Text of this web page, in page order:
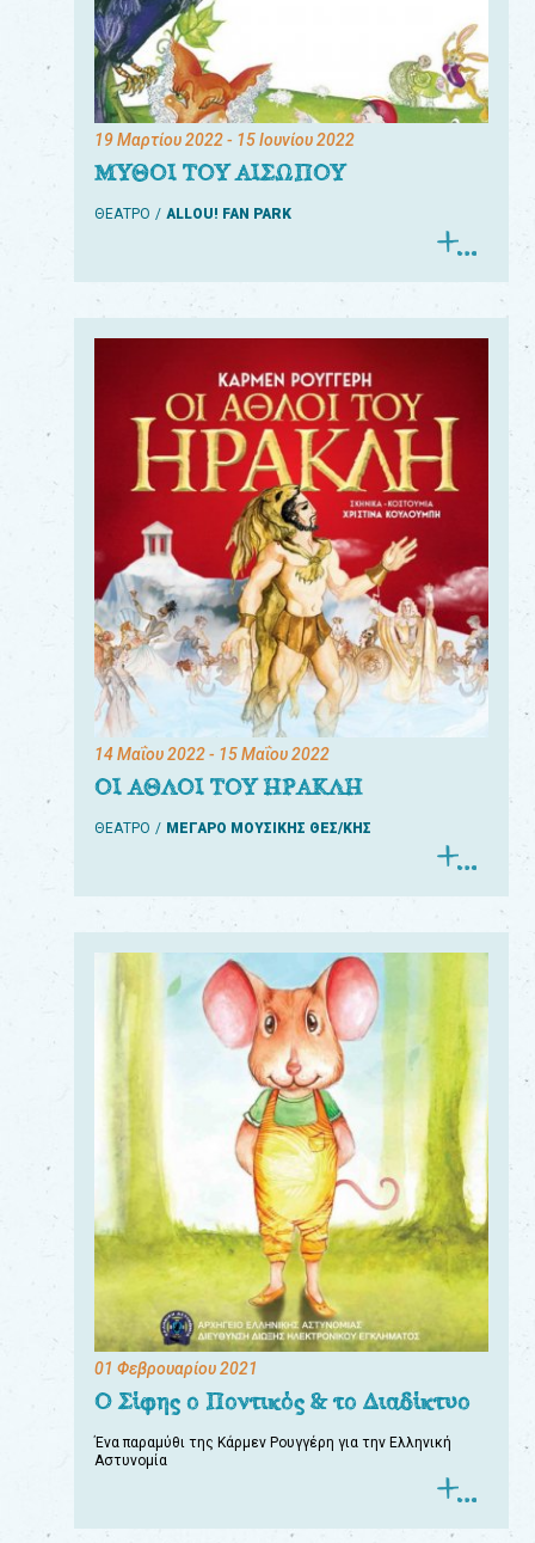
19 Μαρτίου 2022- 15 Ιουνίου 2022
ΜΥΘΟΙ ΤΟΥ ΑΙΣΩΠΟΥ
ΘΕΑΤΡΟ ALLOU! FAN PARK
14 Μαΐου 2022- 15 Μαΐου 2022
ΟΙ ΑΘΛΟΙ ΤΟΥ ΗΡΑΚΛΗ
ΘΕΑΤΡΟ ΜΕΓΑΡΟ ΜΟΥΣΙΚΗΣ ΘΕΣ/ΚΗΣ
01 Φεβρουαρίου 2021
Ο Σίφης ο Ποντικός & το Διαδίκτυο
Ένα παραμύθι της Κάρμεν Ρουγγέρη για την Ελληνική
Αστυνομία